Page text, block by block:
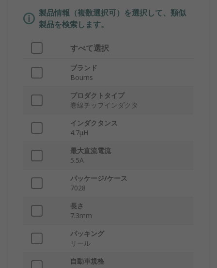
製品情報（複数選択可）を選択して、類似
製品を検索します。
すべて選択
ブランド
Bourns
プロダクトタイプ
巻線チップインダクタ
インダクタンス
4.7μH
最大直流電流
5.5A
パッケージ/ケース
7028
長さ
7.3mm
パッキング
リール
自動車規格